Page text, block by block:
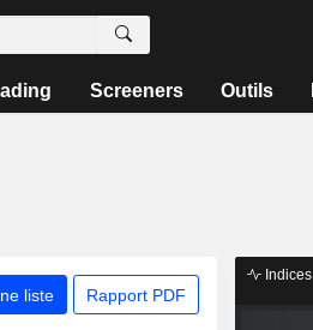
Screeners Outils
liste Rapport PDF
Indices